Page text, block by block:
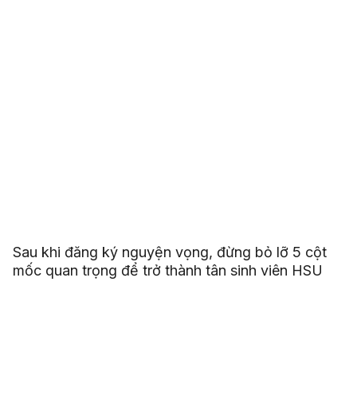
Sau khi đăng ký nguyện vọng, đừng bỏ lỡ 5 cột
mốc quan trọng để trở thành tân sinh viên HSU